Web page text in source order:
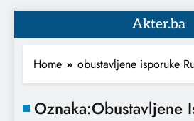
Akter.ba
Home obustavljene isporuke
Oznaka:Obustavljene